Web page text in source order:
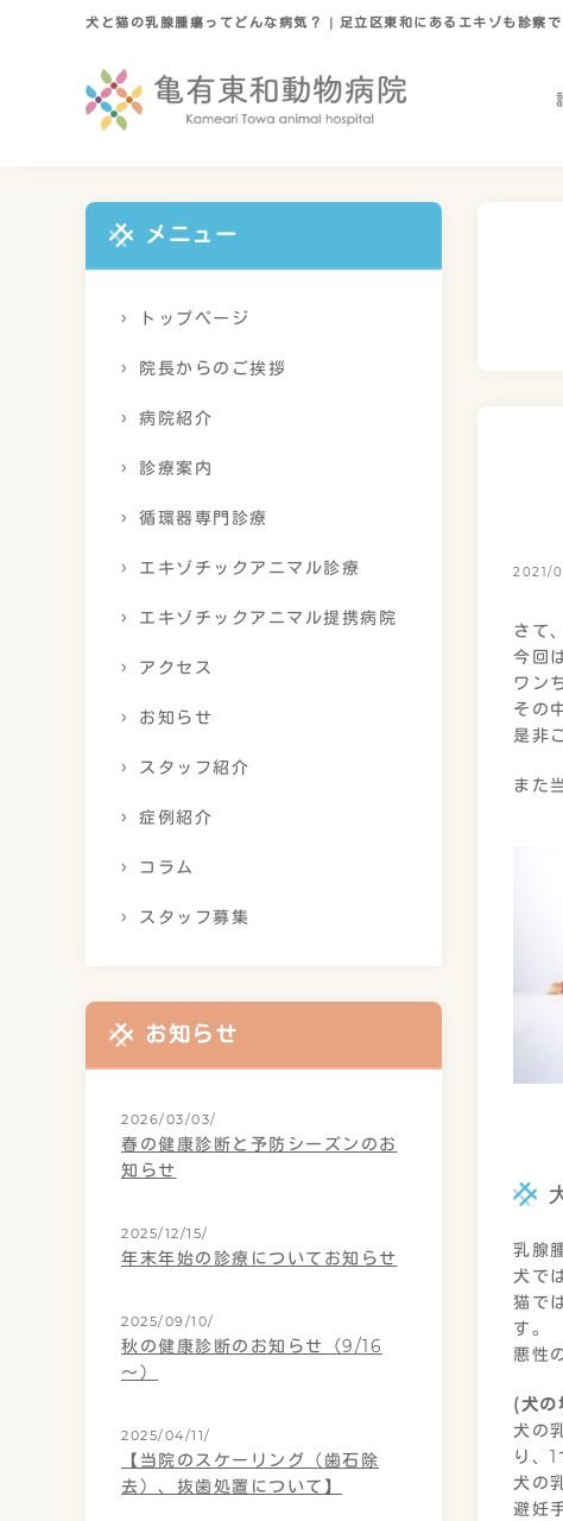
犬と猫の乳腺腫瘍ってどんな病気？ | 足立区東和にあるエキゾも診察
2021/
さて
今回
ワン
その
是非
また
乳腺
犬で
猫で
す。
悪性
(犬
犬の
り、
犬の
避妊
メニュー
トップページ
院長からのご挨拶
病院紹介
診療案内
循環器専門診療
エキゾチックアニマル診療
エキゾチックアニマル提携病院
アクセス
お知らせ
スタッフ紹介
症例紹介
コラム
スタッフ募集
お知らせ
2026/03/03/
春の健康診断と予防シーズンのお
知らせ
2025/12/15/
年末年始の診療についてお知らせ
2025/09/10/
秋の健康診断のお知らせ（9/16
～）
2025/04/11/
【当院のスケーリング（歯石除
去）、抜歯処置について】